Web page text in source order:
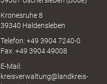
Kronesruhe 8
39340 Haldensleben
Telefon: +49 3904 7240-0
Fax: +49 3904 49008
E-Mail:
kreisverwaltung@landkreis-